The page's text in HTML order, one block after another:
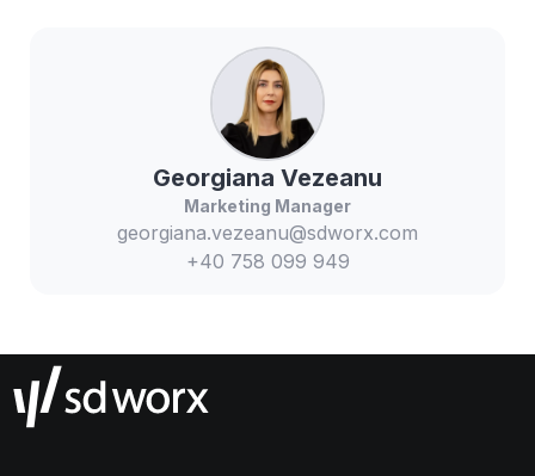
Georgiana Vezeanu
Marketing Manager
georgiana.vezeanu@sdworx.com
+40 758 099 949